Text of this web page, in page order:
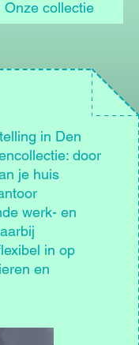
Onze collectie
in Den
door
je huis
werk- en
in op
en